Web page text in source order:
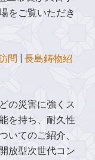
をご覧いただき
問
長島鋳物紹
の災害に強くス
を持ち、耐久性
いてのご紹介、
放型次世代コン